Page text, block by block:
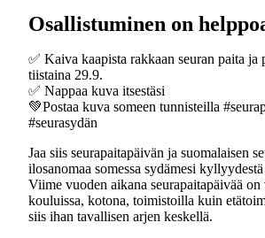
Osallistuminen on
✅ Kaiva kaapista rakkaan seuran paita ja
tiistaina 29.9.
✅ Nappaa kuva itsestäsi
💚Postaa kuva someen tunnisteilla
#seurasydän
Jaa siis seurapaitapäivän ja suomalaisen
ilosanomaa somessa sydämesi
Viime vuoden aikana seurapaitapäivää
kouluissa, kotona, toimistoilla kuin
siis ihan tavallisen arjen keskellä.